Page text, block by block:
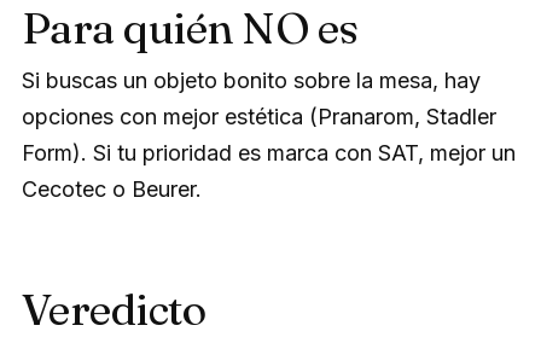
Para quién NO es
Si buscas un objeto bonito sobre la mesa, hay
opciones con mejor estética (Pranarom, Stadler
Form). Si tu prioridad es marca con SAT, mejor un
Cecotec o Beurer.
Veredicto